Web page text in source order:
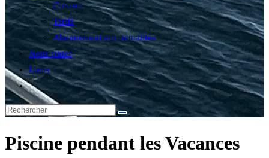
Contact
Tarifs
Abonnement aux actualités
Nous situer
Liens
Toggle
website
search
Piscine pendant les Vacances